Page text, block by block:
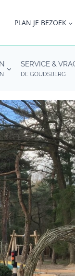
PLAN JE BEZOEK
SERVICE &
DE GOUDSBERG